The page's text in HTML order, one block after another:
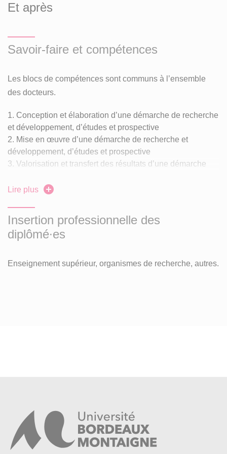
Et après
Savoir-faire et compétences
Les blocs de compétences sont communs à l’ensemble
des docteurs.
Conception et élaboration d’une démarche de recherche
et développement, d’études et prospective
Mise en œuvre d’une démarche de recherche et
développement, d’études et prospective
Valorisation et transfert des résultats d’une démarche
Veille scientifique et technologique à l’échelle
technique
Encadrement d’équipes dédiées à des activités de
Lire plus
Insertion professionnelle des
diplômé∙es
Enseignement supérieur, organismes de recherche, autres.